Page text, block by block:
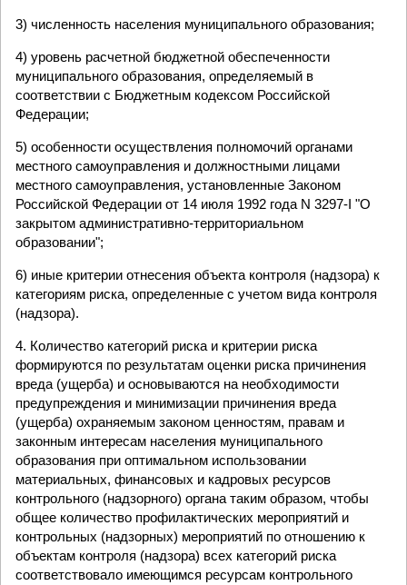
3) численность населения муниципального образования;
4) уровень расчетной бюджетной обеспеченности
муниципального образования, определяемый в
соответствии с Бюджетным кодексом Российской
Федерации;
5) особенности осуществления полномочий органами
местного самоуправления и должностными лицами
местного самоуправления, установленные Законом
Российской Федерации от 14 июля 1992 года N 3297-I "О
закрытом административно-территориальном
образовании";
6) иные критерии отнесения объекта контроля (надзора) к
категориям риска, определенные с учетом вида контроля
(надзора).
4. Количество категорий риска и критерии риска
формируются по результатам оценки риска причинения
вреда (ущерба) и основываются на необходимости
предупреждения и минимизации причинения вреда
(ущерба) охраняемым законом ценностям, правам и
законным интересам населения муниципального
образования при оптимальном использовании
материальных, финансовых и кадровых ресурсов
контрольного (надзорного) органа таким образом, чтобы
общее количество профилактических мероприятий и
контрольных (надзорных) мероприятий по отношению к
объектам контроля (надзора) всех категорий риска
соответствовало имеющимся ресурсам контрольного